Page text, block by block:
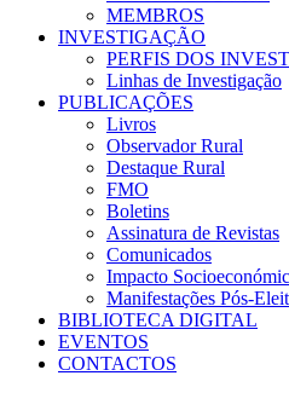
MEMBROS
INVESTIGAÇÃO
PERFIS DOS
Linhas de Investigação
PUBLICAÇÕES
Livros
Observador Rural
Destaque Rural
FMO
Boletins
Assinatura de Revistas
Comunicados
Impacto
Manifestações Pós-
BIBLIOTECA DIGITAL
EVENTOS
CONTACTOS